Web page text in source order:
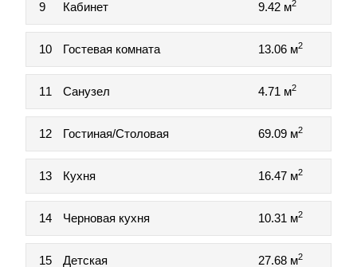
9 Кабинет 9.42 м2
10 Гостевая комната 13.06 м2
11 Санузел 4.71 м2
12 Гостиная/Столовая 69.09 м2
13 Кухня 16.47 м2
14 Черновая кухня 10.31 м2
15 Детская 27.68 м2